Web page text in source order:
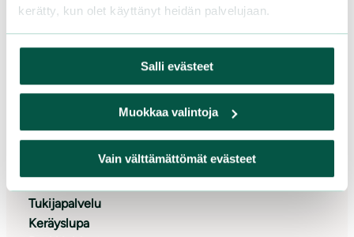
kerätty, kun olet käyttänyt heidän palvelujaan.
Salli evästeet
Muokkaa valintoja
Vain välttämättömät evästeet
Puh. 09 228 08210 (arkisin 9-15)
Tue meitä
Lahjoita
Tue yrityksenä
Tukijapalvelu
Keräyslupa